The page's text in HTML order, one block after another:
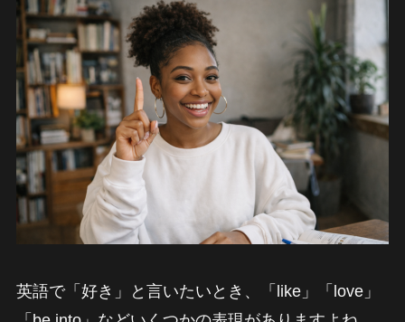
英語で「好き」と言いたいとき、「like」「love」